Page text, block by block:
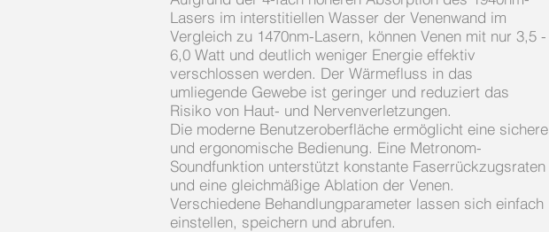
Lasers im interstitiellen Wasser der Venenwand im
Vergleich zu 1470nm-Lasern, können Venen mit nur 3,5 -
6,0 Watt und deutlich weniger Energie effektiv
verschlossen werden. Der Wärmefluss in das
umliegende Gewebe ist geringer und reduziert das
Risiko von Haut- und Nervenverletzungen.
Die moderne Benutzeroberfläche ermöglicht eine sichere
und ergonomische Bedienung. Eine Metronom-
Soundfunktion unterstützt konstante Faserrückzugsraten
und eine gleichmäßige Ablation der Venen.
Verschiedene Behandlungparameter lassen sich einfach
einstellen, speichern und abrufen.